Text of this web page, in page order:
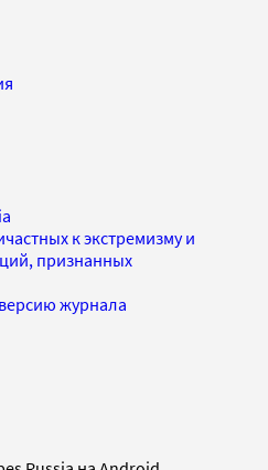
к экстремизму и
признанных
журнала